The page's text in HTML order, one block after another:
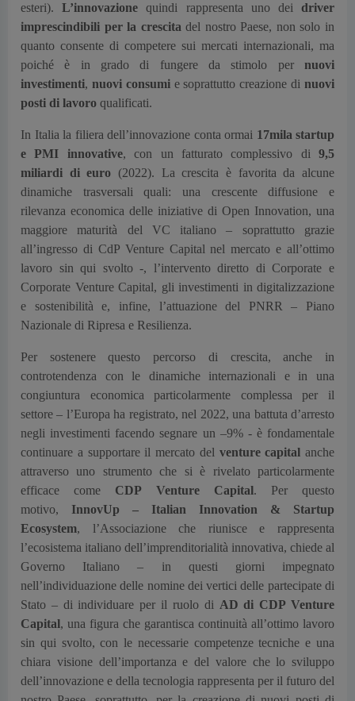
esteri).L’innovazione quindi rappresenta uno deidriver
imprescindibili per la crescita del nostro Paese, non solo in
quanto consente di competere sui mercati internazionali, ma
poiché è in grado di fungere da stimolo per nuovi
investimenti, nuovi consumie soprattutto creazione dinuovi
posti di lavoro qualificati.
In Italia la filiera dell’innovazione conta ormai 17mila startup
e PMI innovative, con un fatturato complessivo di 9,5
miliardi di euro (2022). La crescita è favorita da alcune
dinamiche trasversali quali: una crescente diffusione e
rilevanza economica delle iniziative di Open Innovation, una
maggiore maturità del VC italiano – soprattutto grazie
all’ingresso di CdP Venture Capital nel mercato e all’ottimo
lavoro sin qui svolto -, l’intervento diretto di Corporate e
Corporate Venture Capital, gli investimenti in digitalizzazione
e sostenibilità e, infine, l’attuazione del PNRR – Piano
Nazionale di Ripresa e Resilienza.
Per sostenere questo percorso di crescita, anche in
controtendenza con le dinamiche internazionali e in una
congiuntura economica particolarmente complessa per il
settore – l’Europa ha registrato, nel 2022, una battuta d’arresto
negli investimenti facendo segnare un –9% - è fondamentale
continuare a supportare il mercato del venture capital anche
attraverso uno strumento che si è rivelato particolarmente
efficace come CDP Venture Capital. Per questo
motivo, InnovUp – Italian Innovation & Startup
Ecosystem, l’Associazione che riunisce e rappresenta
l’ecosistema italiano dell’imprenditorialità innovativa, chiede al
Governo Italiano – in questi giorni impegnato
nell’individuazione delle nomine dei vertici delle partecipate di
Stato – di individuare per il ruolo di AD di CDP Venture
Capital, una figura che garantisca continuità all’ottimo lavoro
sin qui svolto, con le necessarie competenze tecniche e una
chiara visione dell’importanza e del valore che lo sviluppo
dell’innovazione e della tecnologia rappresenta per il futuro del